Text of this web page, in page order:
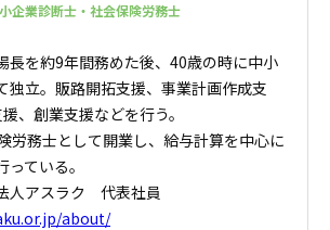
企業診断士・社会保険労務士
長を約9年間務めた後、40歳の時に中小
独立。販路開拓支援、事業計画作成支
、 創業支援などを行う。
労務士として開業し、給与計算を中心に
ている。
人アスラク 代表社員
about/